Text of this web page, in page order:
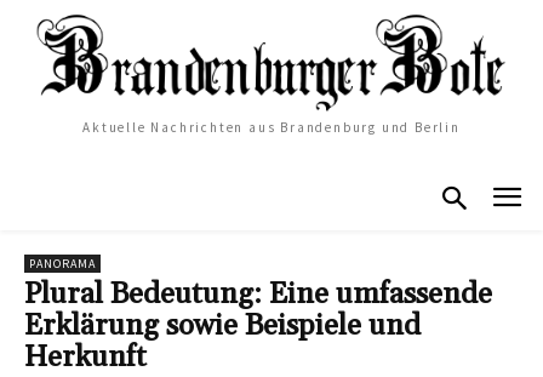
Aktuelle Nachrichten aus Brandenburg und Berlin
PANORAMA
Plural Bedeutung: Eine umfassende
Erklärung sowie Beispiele und
Herkunft